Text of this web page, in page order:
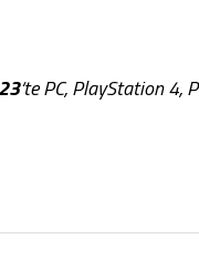
‘te PC, PlayStation 4,